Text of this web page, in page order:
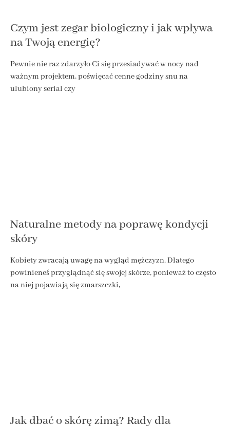
Czym jest zegar biologiczny i jak wpływa
na Twoją energię?
Pewnie nie raz zdarzyło Ci się przesiadywać w nocy nad
ważnym projektem, poświęcać cenne godziny snu na
ulubiony serial czy
Naturalne metody na poprawę kondycji
skóry
Kobiety zwracają uwagę na wygląd mężczyzn. Dlatego
powinieneś przyglądnąć się swojej skórze, ponieważ to często
na niej pojawiają się zmarszczki,
Jak dbać o skórę zimą? Rady dla